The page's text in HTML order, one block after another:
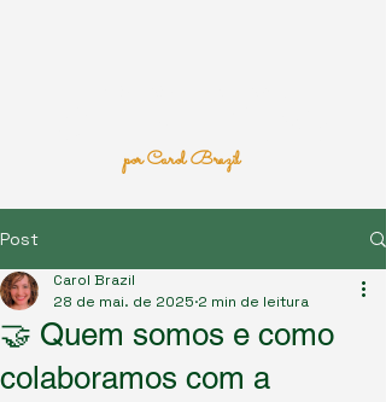
por Carol Brazil
Post
🤝 Quem somos e como
colaboramos com a
Carol Brazil
28 de mai. de 2025 2 min de leitura